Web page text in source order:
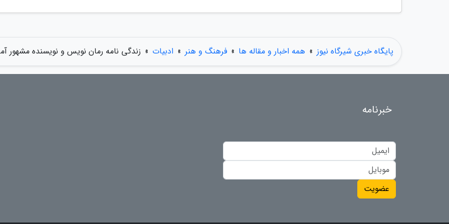
پایگاه خبری شیرگاه نیوز » همه اخبار و مقاله ها » فرهنگ و هنر » ادبیات » زندگی نامه رمان نویس و نویسنده مشهور
خبرنامه
عضویت